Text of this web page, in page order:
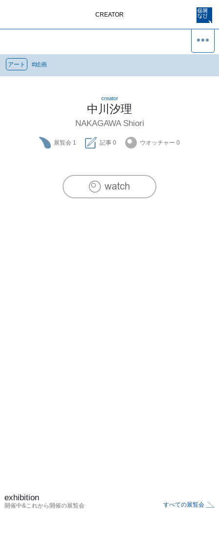
CREATOR
アート #絵画
creator
中川汐理
NAKAGAWA Shiori
展覧会 1 記事 0 ウオッチャー 0
exhibition
開催中&これから開催の展覧会 すべての展覧会